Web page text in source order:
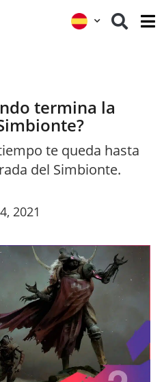
termina la
te queda hasta
del Simbionte.
2021